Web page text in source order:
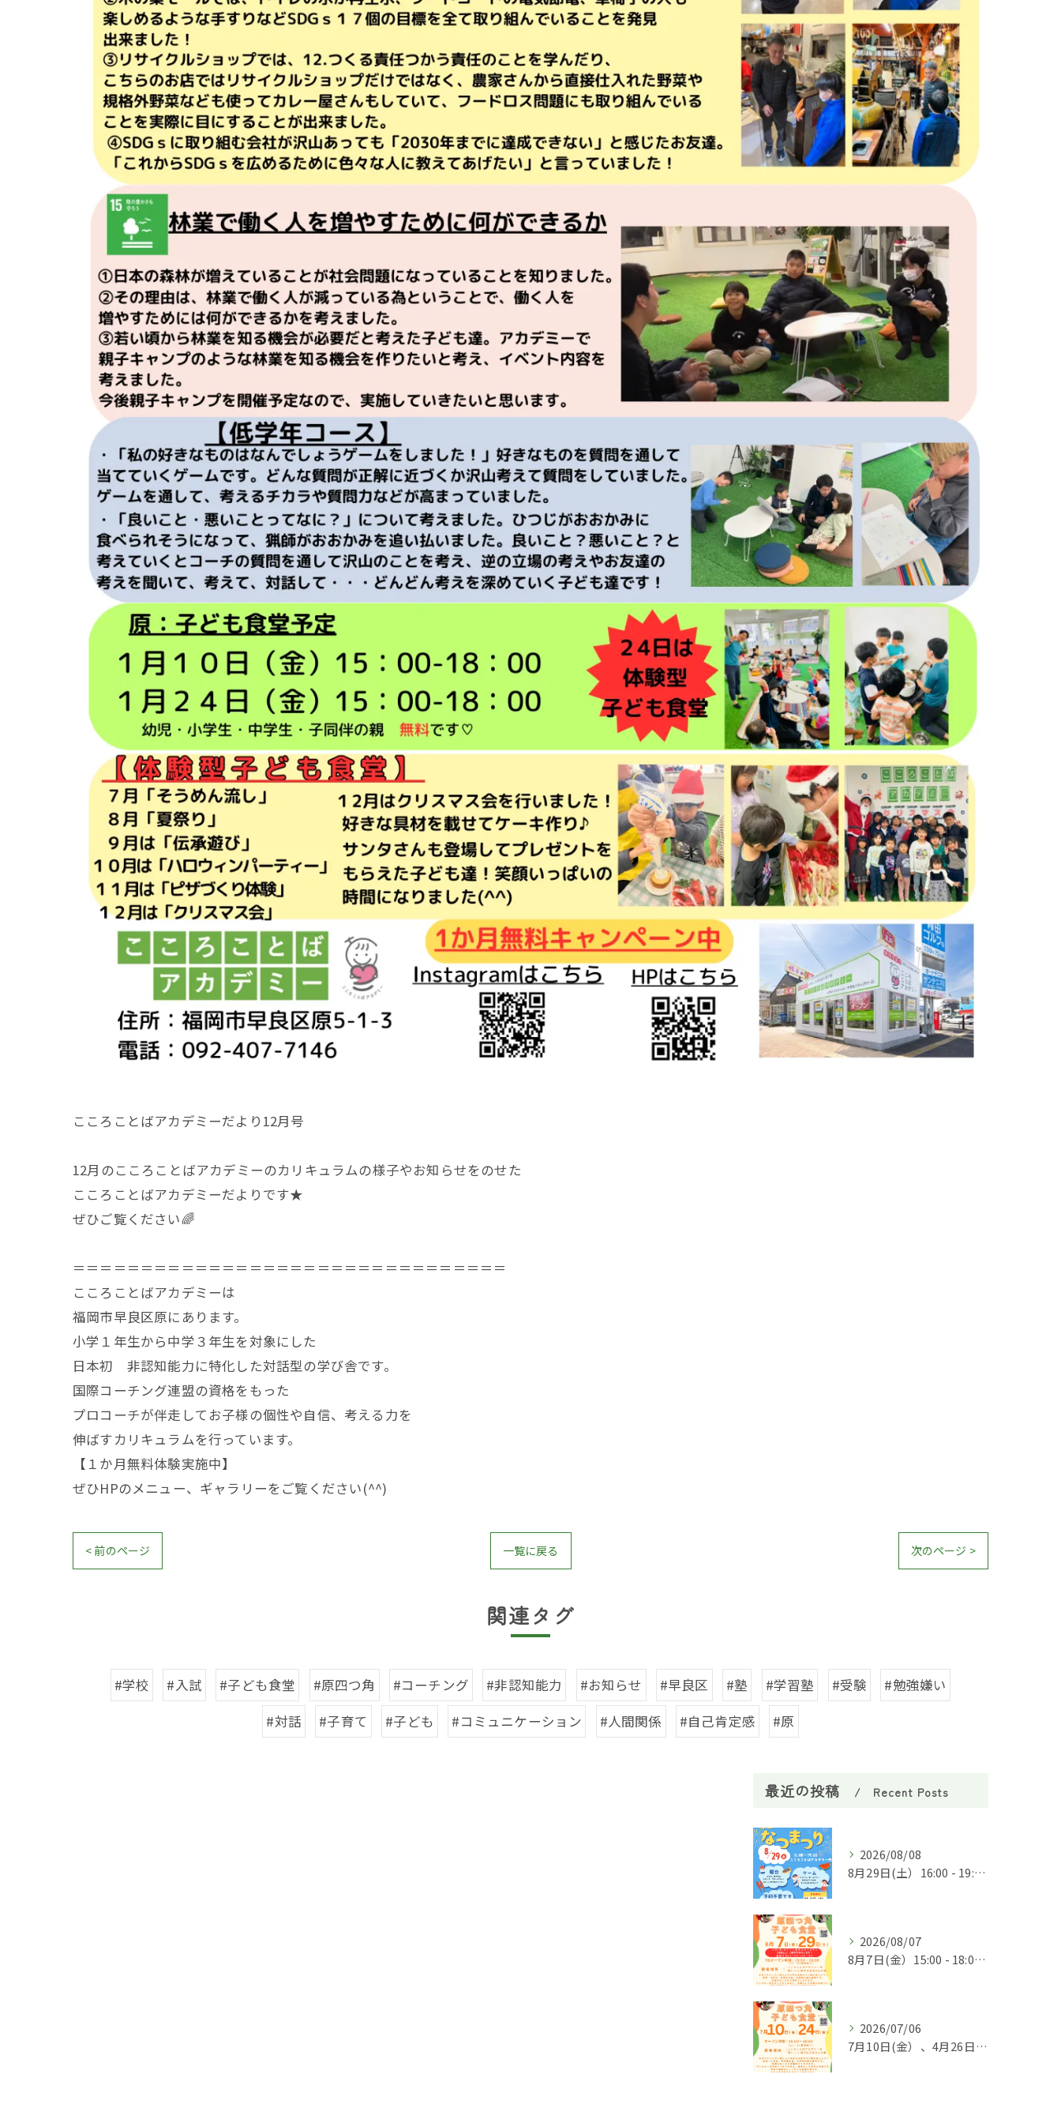
こころことばアカデミーだより12月号
12月のこころことばアカデミーのカリキュラムの様子やお知らせをのせた
こころことばアカデミーだよりです★
ぜひご覧ください🌈
＝＝＝＝＝＝＝＝＝＝＝＝＝＝＝＝＝＝＝＝＝＝＝＝＝＝＝＝＝＝＝＝
こころことばアカデミーは
福岡市早良区原にあります。
小学１年生から中学３年生を対象にした
日本初 非認知能力に特化した対話型の学び舎です。
国際コーチング連盟の資格をもった
プロコーチが伴走してお子様の個性や自信、考える力を
伸ばすカリキュラムを行っています。
【１か月無料体験実施中】
ぜひHPのメニュー、ギャラリーをご覧ください(^^)
< 前のページ 一覧に戻る 次のページ >
関連タグ
#学校 #入試 #子ども食堂 #原四つ角 #コーチング #非認知能力 #お知らせ #早良区 #塾 #学習塾 #受験
#勉強嫌い
#対話
#子育て #子ども #コミュニケーション #人間関係 #自己肯定感 #原
最近の投稿 Recent Posts
2026/08/08
8月29日(土）16:00 - 19:00「原四つ角子ども食堂」内で★夏祭り★を実施します🌈
2026/08/07
8月7日(金）15:00 - 18:00 8月29日(土)夏祭り16：00-19：00にて「原四つ角子ども食堂」を実施します🌈
2026/07/06
7月10日(金）、4月26日(金)15:00 - 18:00「原四つ角子ども食堂」を実施します🌈